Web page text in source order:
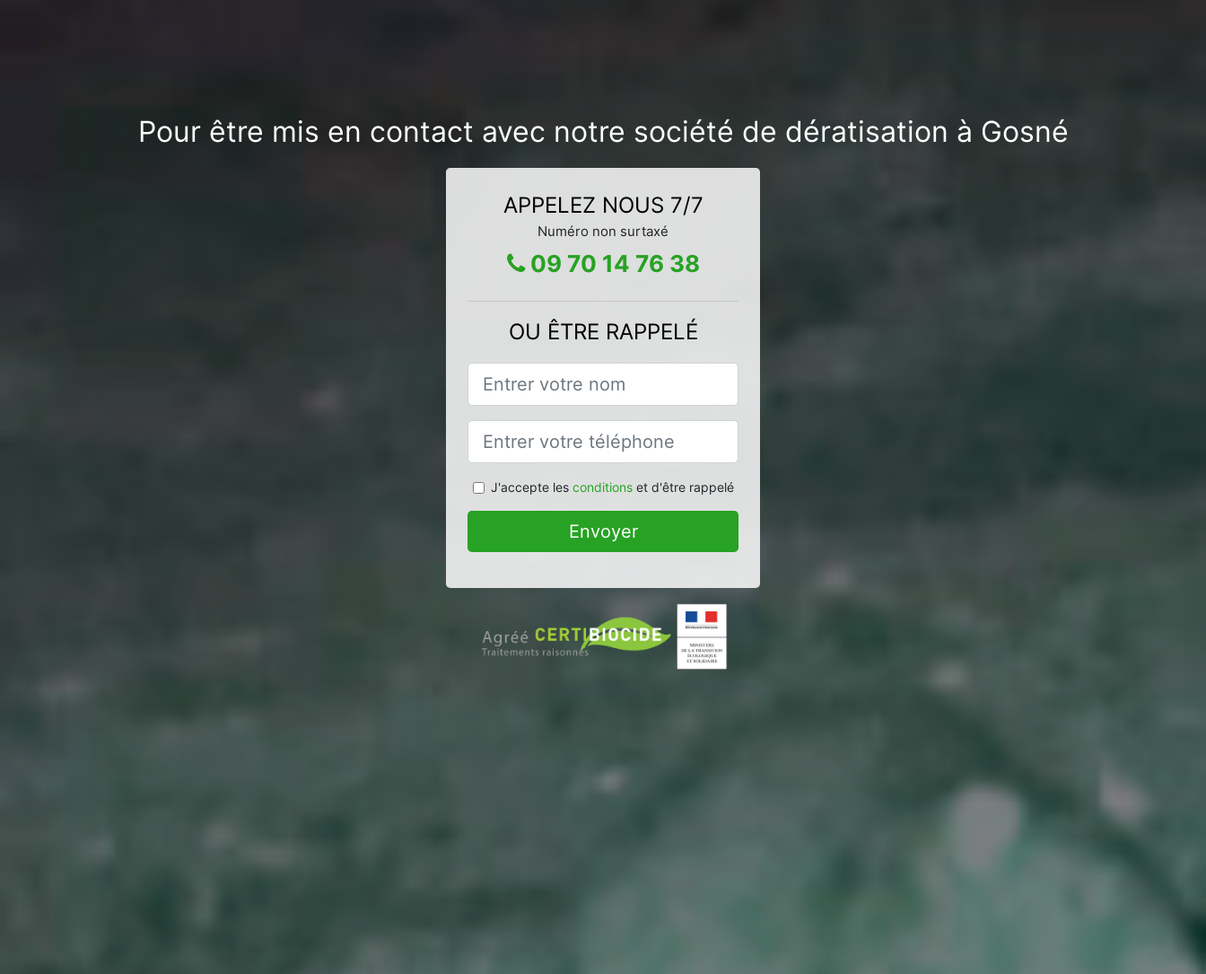
Pour être mis en contact avec notre société de dératisation à Gosné
APPELEZ NOUS 7/7
Numéro non surtaxé
09 70 14 76 38
OU ÊTRE RAPPELÉ
J'accepte les conditionset d'être rappelé
Envoyer